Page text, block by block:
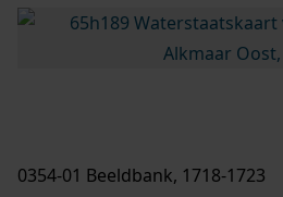
0354-01 Beeldbank, 1718-1723